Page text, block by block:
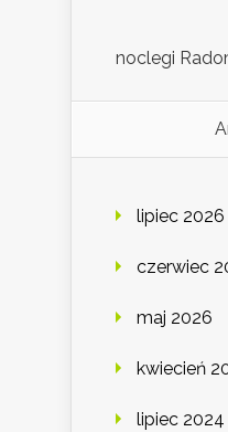
noclegi
lipiec 2026
czerwiec
maj 2026
kwiecień
lipiec 2024